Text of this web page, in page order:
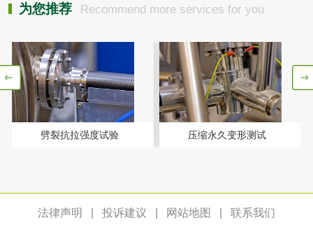
为您推荐 Recommend more services for you
劈裂抗拉强度试验 压缩永久变形测试
法律声明 投诉建议 网站地图 联系我们
生物质燃料检测
防冻液检测 润滑油运动粘度检
测
齿轮油检测
食品接触材料检测 奶嘴检测